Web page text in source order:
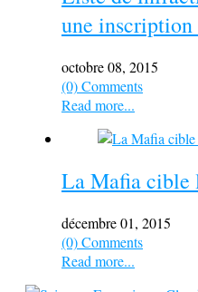
une
octobre 08, 2015
(0) Comments
Read more...
La Mafia cible
décembre 01, 2015
(0) Comments
Read more...